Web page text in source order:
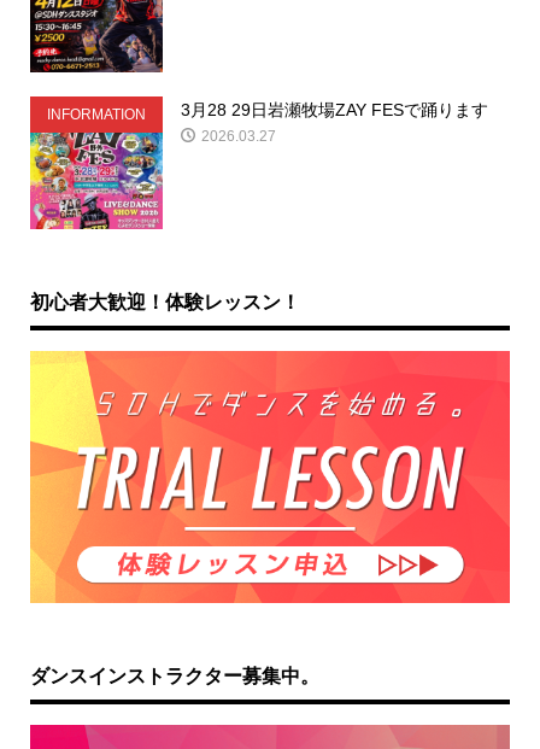
INFORMATION 3月28 29日岩瀬牧場ZAY FESで踊ります
2026.03.27
初心者大歓迎！体験レッスン！
ダンスインストラクター募集中。